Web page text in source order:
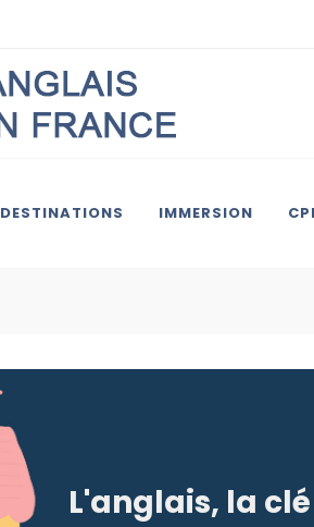
DESTINATIONS IMMERSION
L'anglais, la